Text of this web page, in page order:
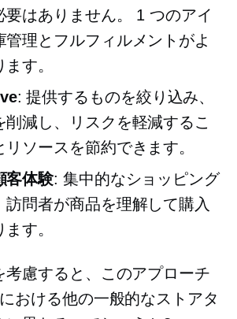
要はありません。 1 つのアイ
管理とフルフィルメントがよ
す。
: 提供するものを絞り込み、
削減し、リスクを軽減するこ
リソースを節約できます。
客体験: 集中的なショッピング
訪問者が商品を理解して購入
す。
考慮すると、このアプローチ
おける他の一般的なストアタ